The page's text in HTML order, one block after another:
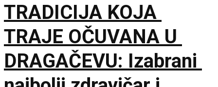
TRADICIJA KOJA
TRAJE OČUVANA U
DRAGAČEVU: Izabrani